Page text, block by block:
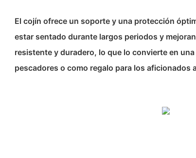
El cojín ofrece un soporte y una protección
estar sentado durante largos periodos y
resistente y duradero, lo que lo convierte en
pescadores o como regalo para los aficionados